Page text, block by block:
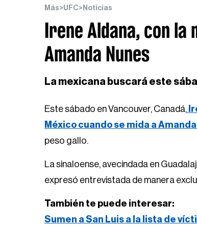
Más>UFC> Noticias
Irene Aldana, con la
Amanda Nunes
La mexicana buscará este
Este sábado en Vancouver, Canadá,
México cuando se mida a
peso gallo.
La sinaloense, avecindada en
expresó entrevistada de manera
También te puede interesar:
Sumen a San Luis a la lista de